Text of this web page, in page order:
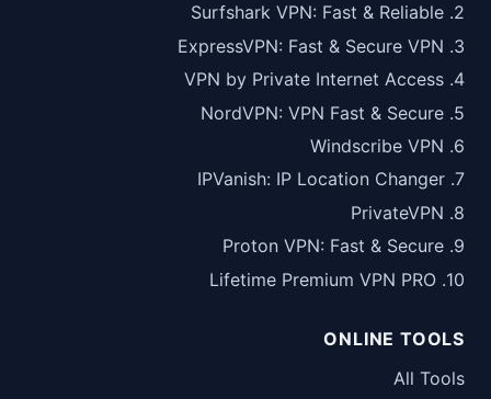
2. Surfshark VPN: Fast & Reliable
3. ExpressVPN: Fast & Secure VPN
4. VPN by Private Internet Access
5. NordVPN: VPN Fast & Secure
6. Windscribe VPN
7. IPVanish: IP Location Changer
8. PrivateVPN
9. Proton VPN: Fast & Secure
10. Lifetime Premium VPN PRO
ONLINE TOOLS
All Tools